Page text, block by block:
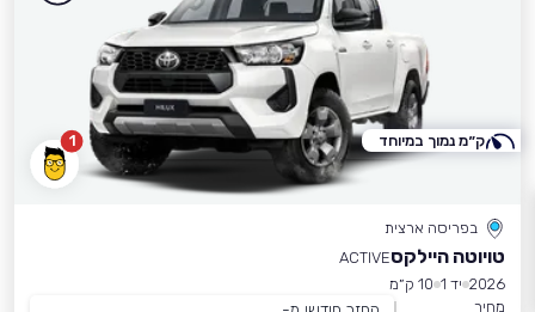
1
בפריסה ארצית
טויוטה היילקסACTIVE
2026 יד 1
10 ק״מ
מחיר
ק״מ נמוך במיוחד